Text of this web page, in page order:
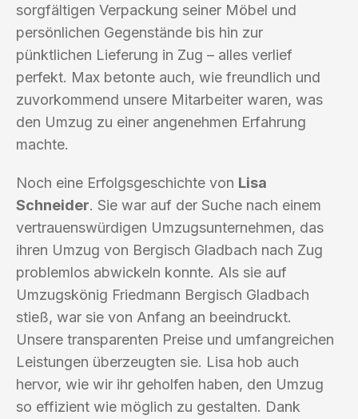
sorgfältigen Verpackung seiner Möbel und
persönlichen Gegenstände bis hin zur
pünktlichen Lieferung in Zug – alles verlief
perfekt. Max betonte auch, wie freundlich und
zuvorkommend unsere Mitarbeiter waren, was
den Umzug zu einer angenehmen Erfahrung
machte.
Noch eine Erfolgsgeschichte von Lisa
Schneider. Sie war auf der Suche nach einem
vertrauenswürdigen Umzugsunternehmen, das
ihren Umzug von Bergisch Gladbach nach Zug
problemlos abwickeln konnte. Als sie auf
Umzugskönig Friedmann Bergisch Gladbach
stieß, war sie von Anfang an beeindruckt.
Unsere transparenten Preise und umfangreichen
Leistungen überzeugten sie. Lisa hob auch
hervor, wie wir ihr geholfen haben, den Umzug
so effizient wie möglich zu gestalten. Dank